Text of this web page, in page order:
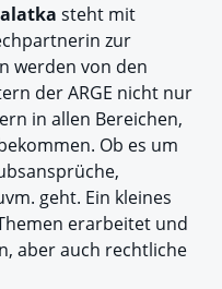
steht mit
zur
werden von den
der ARGE nicht nur
in allen Bereichen,
Ob es um
geht. Ein kleines
erarbeitet und
aber auch rechtliche